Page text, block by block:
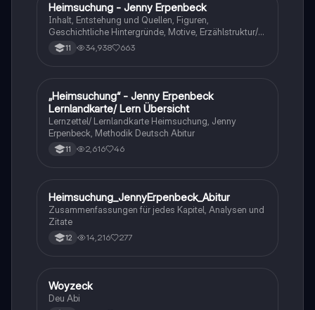
Deutsch
Heimsuchung - Jenny Erpenbeck
Inhalt, Entstehung und Quellen, Figuren,
Geschichtliche Hintergründe, Motive, Erzählstruktur/-
stil 11 34,938 663
Deutsch
„Heimsuchung“ - Jenny Erpenbeck
Lernlandkarte/ Lern Übersicht
Lernzettel/ Lernlandkarte Heimsuchung, Jenny
Erpenbeck, Methodik Deutsch Abitur
11 2,616 46
Deutsch
Heimsuchung_JennyErpenbeck_Abitur
Zusammenfassungen für jedes Kapitel, Analysen und
Zitate
12 14,216 277
Deutsch
Woyzeck
Deu Abi